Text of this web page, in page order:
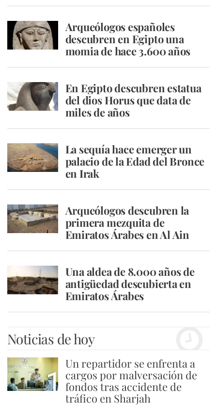
Arqueólogos españoles
descubren en Egipto una
momia de hace 3.600 años
En Egipto descubren estatua
del dios Horus que data de
miles de años
La sequía hace emerger un
palacio de la Edad del Bronce
en Irak
Arqueólogos descubren la
primera mezquita de
Emiratos Árabes en Al Ain
Una aldea de 8.000 años de
antigüedad descubierta en
Emiratos Árabes
Noticias de hoy
1
Un repartidor se enfrenta a
cargos por malversación de
fondos tras accidente de
tráfico en Sharjah